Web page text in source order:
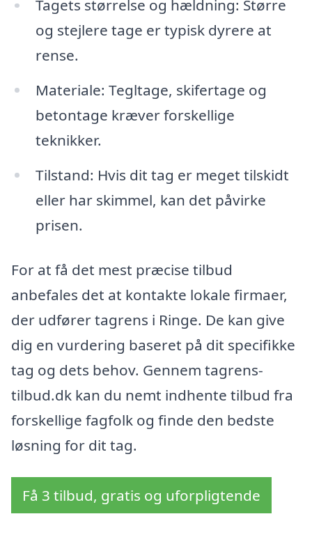
Tagets størrelse og hældning: Større
og stejlere tage er typisk dyrere at
rense.
Materiale: Tegltage, skifertage og
betontage kræver forskellige
teknikker.
Tilstand: Hvis dit tag er meget tilskidt
eller har skimmel, kan det påvirke
prisen.
For at få det mest præcise tilbud
anbefales det at kontakte lokale firmaer,
der udfører tagrens i Ringe. De kan give
dig en vurdering baseret på dit specifikke
tag og dets behov. Gennem tagrens-
tilbud.dk kan du nemt indhente tilbud fra
forskellige fagfolk og finde den bedste
løsning for dit tag.
Få 3 tilbud, gratis og uforpligtende